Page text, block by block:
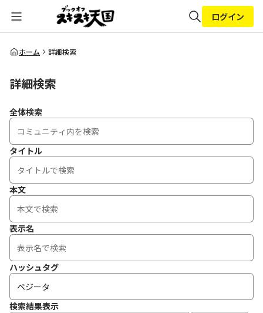
全体検索
ログイン
ホーム 詳細検索
詳細検索
全体検索
タイトル
本文
表示名
ハッシュタグ
検索結果表示